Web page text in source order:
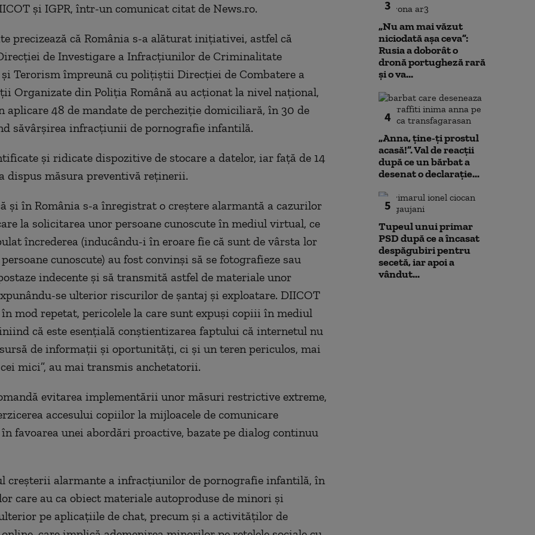
şi IGPR, într-un comunicat citat de News.ro.
precizează că România s-a alăturat iniţiativei, astfel că
de Investigare a Infracţiunilor de Criminalitate
Terorism împreună cu poliţiştii Direcţiei de Combatere a
Organizate din Poliţia Română au acţionat la nivel naţional,
aplicare 48 de mandate de percheziţie domiciliară, în 30 de
săvârşirea infracţiunii de pornografie infantilă.
şi ridicate dispozitive de stocare a datelor, iar faţă de 14
dispus măsura preventivă reţinerii.
şi în România s-a înregistrat o creştere alarmantă a cazurilor
la solicitarea unor persoane cunoscute în mediul virtual, ce
încrederea (inducându-i în eroare fie că sunt de vârsta lor
cunoscute) au fost convinşi să se fotografieze sau
indecente şi să transmită astfel de materiale unor
se ulterior riscurilor de şantaj şi exploatare. DIICOT
mod repetat, pericolele la care sunt expuşi copiii în mediul
că este esenţială conştientizarea faptului că internetul nu
de informaţii şi oportunităţi, ci şi un teren periculos, mai
mici”, au mai transmis anchetatorii.
evitarea implementării unor măsuri restrictive extreme,
accesului copiilor la mijloacele de comunicare
favoarea unei abordări proactive, bazate pe dialog continuu
creşterii alarmante a infracţiunilor de pornografie infantilă, în
care au ca obiect materiale autoproduse de minori şi
pe aplicaţiile de chat, precum şi a activităţilor de
3
„Nu am mai văzut
niciodată așa ceva”:
Rusia a doborât o
dronă portugheză rară
și o va...
4
„Anna, ţine-ţi prostul
acasă!”. Val de reacții
după ce un bărbat a
desenat o declarație...
5
Tupeul unui primar
PSD după ce a încasat
despăgubiri pentru
secetă, iar apoi a
vândut...